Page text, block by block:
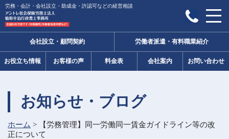
労務・会計・会社設立・助成金・許認可などの経営相談
会社設立・顧問契約 労働者派遣・有料職業紹介
お役立ち情報 お客様の声 料金表 会社案内 お問い合わせ
お知らせ・ブログ
ホーム >
【労務管理】同一労働同一賃金ガイドライン等の改
正について